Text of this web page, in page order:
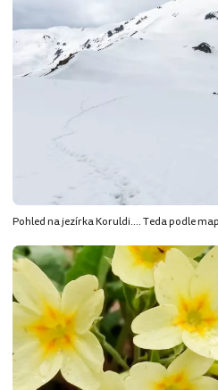
Pohled na jezírka Koruldi.... Teda podle